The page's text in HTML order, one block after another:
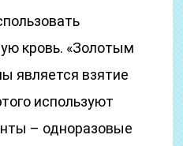
кровь. «Золотым
является взятие
используют
– одноразовые